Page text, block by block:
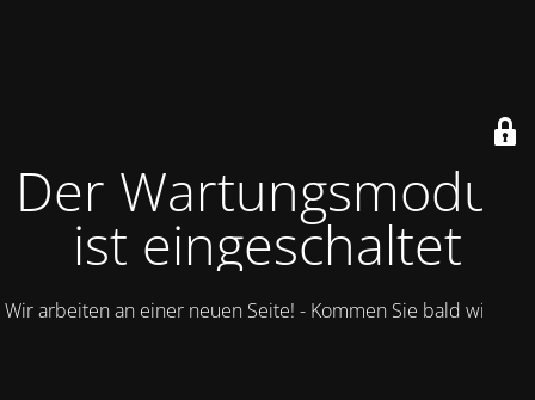
Der Wartungsmodus
ist eingeschaltet
Wir arbeiten an einer neuen Seite! - Kommen Sie bald wieder.